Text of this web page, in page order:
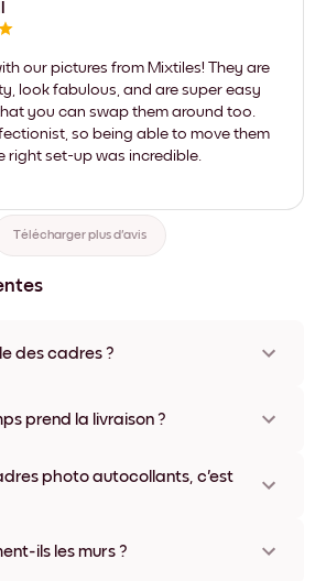
our pictures from Mixtiles! They are
look fabulous, and are super easy
you can swap them around too.
so being able to move them
right set-up was incredible.
Télécharger plus d'avis
des cadres ?
disponibles, y compris sans cadre ou en
prend la livraison ?
Livraison express possible dans
de suivi accompagne chaque
photo autocollants, c'est
murs.
ils les murs ?